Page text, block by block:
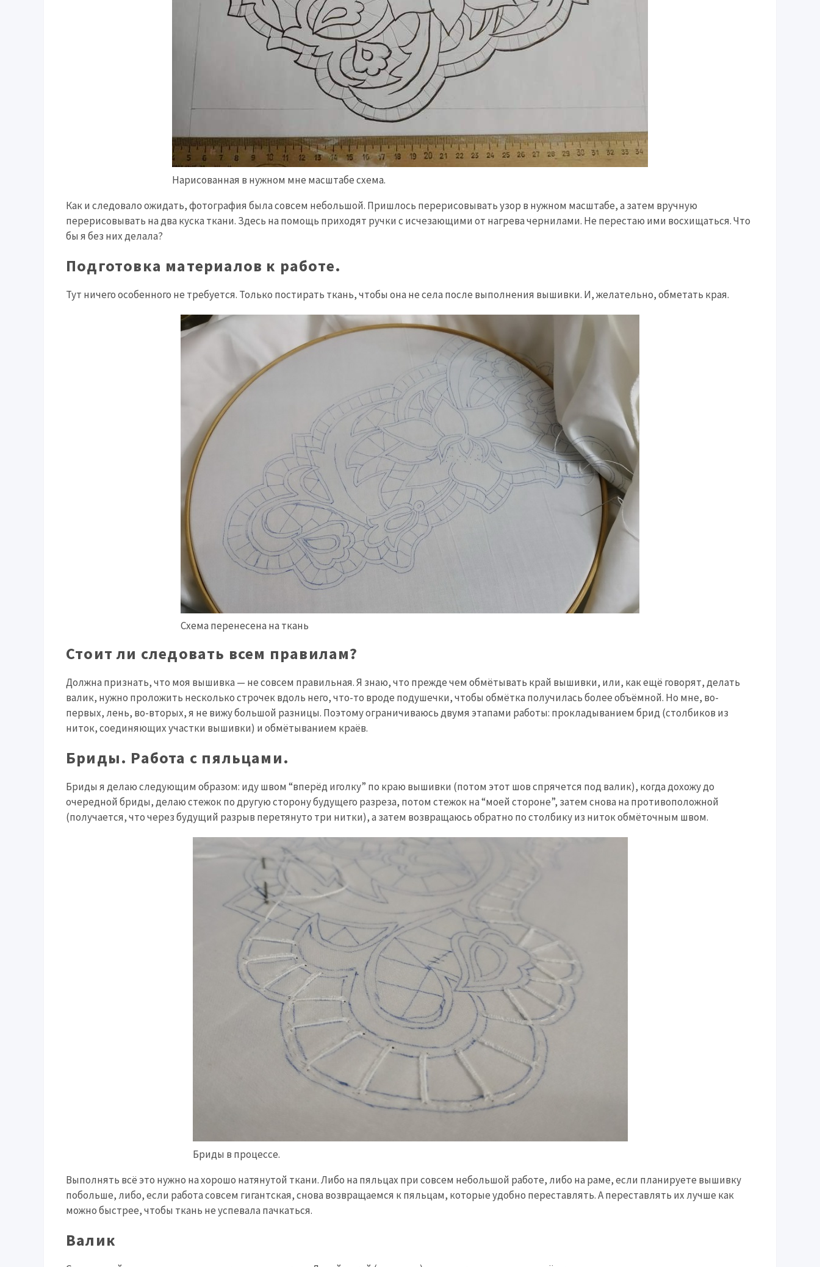
Нарисованная в нужном мне масштабе схема.
Как и следовало ожидать, фотография была совсем небольшой. Пришлось перерисовывать узор в нужном масштабе, а затем вручную
перерисовывать на два куска ткани. Здесь на помощь приходят ручки с исчезающими от нагрева чернилами. Не перестаю ими восхищаться. Что
бы я без них делала?
Подготовка материалов к работе.
Тут ничего особенного не требуется. Только постирать ткань, чтобы она не села после выполнения вышивки. И, желательно, обметать края.
Схема перенесена на ткань
Стоит ли следовать всем правилам?
Должна признать, что моя вышивка — не совсем правильная. Я знаю, что прежде чем обмётывать край вышивки, или, как ещё говорят, делать
валик, нужно проложить несколько строчек вдоль него, что-то вроде подушечки, чтобы обмётка получилась более объёмной. Но мне, во-
первых, лень, во-вторых, я не вижу большой разницы. Поэтому ограничиваюсь двумя этапами работы: прокладыванием брид (столбиков из
ниток, соединяющих участки вышивки) и обмётыванием краёв.
Бриды. Работа с пяльцами.
Бриды я делаю следующим образом: иду швом “вперёд иголку” по краю вышивки (потом этот шов спрячется под валик), когда дохожу до
очередной бриды, делаю стежок по другую сторону будущего разреза, потом стежок на “моей стороне”, затем снова на противоположной
(получается, что через будущий разрыв перетянуто три нитки), а затем возвращаюсь обратно по столбику из ниток обмёточным швом.
Бриды в процессе.
Выполнять всё это нужно на хорошо натянутой ткани. Либо на пяльцах при совсем небольшой работе, либо на раме, если планируете вышивку
побольше, либо, если работа совсем гигантская, снова возвращаемся к пяльцам, которые удобно переставлять. А переставлять их лучше как
можно быстрее, чтобы ткань не успевала пачкаться.
Валик